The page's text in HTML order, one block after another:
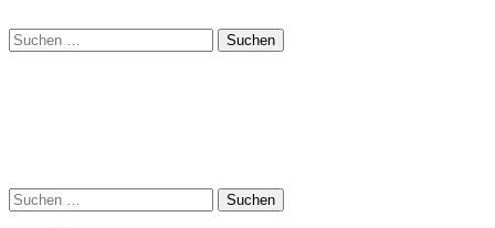
Suchen
nach:
Suchen
nach: